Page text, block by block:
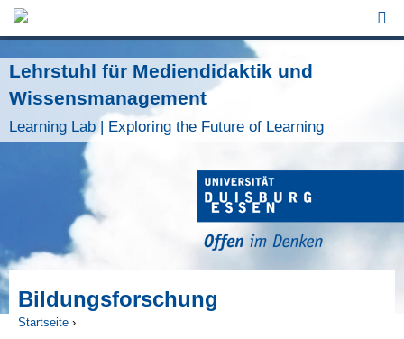
Jump to Navigation
Lehrstuhl für Mediendidaktik und
Wissensmanagement
Learning Lab | Exploring the Future of Learning
Bildungsforschung
Startseite ›